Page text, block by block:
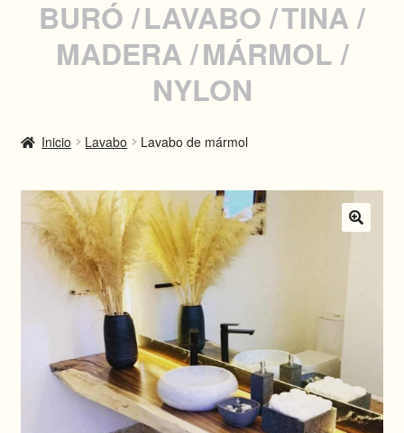
INSTAGRAM
ENGLISH
BURÓ LAVABO TINA
MADERA MÁRMOL
NYLON
Inicio Lavabo Lavabo de mármol